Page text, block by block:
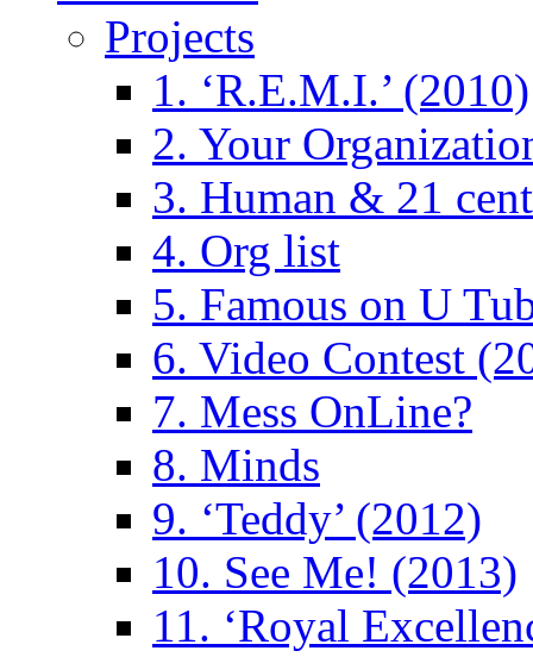
Projects
1. ‘R.E.M.I.’ (2010)
2. Your
3. Human & 21
4. Org list
5. Famous on U
6. Video Contest
7. Mess OnLine?
8. Minds
9. ‘Teddy’ (2012)
10. See Me! (2013)
11. ‘Royal